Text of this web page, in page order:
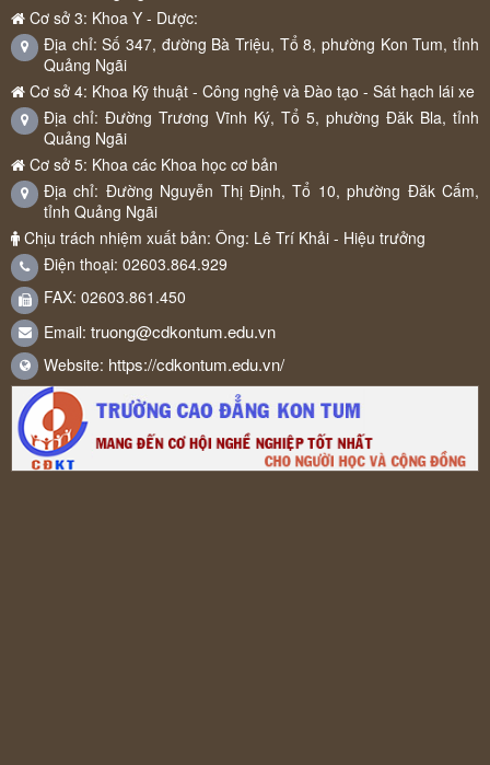
Cơ sở 3: Khoa Y - Dược:
Địa chỉ: Số 347, đường Bà Triệu, Tổ 8, phường Kon Tum, tỉnh
Quảng Ngãi
Cơ sở 4: Khoa Kỹ thuật - Công nghệ và Đào tạo - Sát hạch lái xe
Địa chỉ: Đường Trương Vĩnh Ký, Tổ 5, phường Đăk Bla, tỉnh
Quảng Ngãi
Cơ sở 5: Khoa các Khoa học cơ bản
Địa chỉ: Đường Nguyễn Thị Định, Tổ 10, phường Đăk Cấm,
tỉnh Quảng Ngãi
Chịu trách nhiệm xuất bản: Ông: Lê Trí Khải - Hiệu trưởng
Điện thoại: 02603.864.929
FAX: 02603.861.450
Email: truong@cdkontum.edu.vn
Website: https://cdkontum.edu.vn/